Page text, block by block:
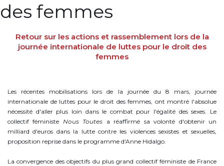
des femmes
Retour sur les actions et rassemblement lors de la
journée internationale de luttes pour le droit des
femmes
Les récentes mobilisations lors de la journée du 8 mars, journée
internationale de luttes pour le droit des femmes, ont montré l'absolue
nécessité d'aller plus loin dans le combat pour l'égalité des sexes. Le
collectif féministe Nous Toutes a réaffirmé sa volonté d'obtenir un
milliard d'euros dans la lutte contre les violences sexistes et sexuelles,
proposition reprise dans le programme d'Anne Hidalgo.
La convergence des objectifs du plus grand collectif féministe de France